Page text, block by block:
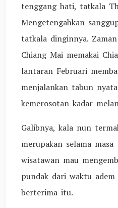
tenggang hati, tatkala
Mengetengahkan
tatkala dinginnya.
Chiang Mai memakai
lantaran Februari
menjalankan tabun
kemerosotan kadar
Galibnya, kala nun
merupakan selama
wisatawan mau
pundak dari waktu
berterima itu.